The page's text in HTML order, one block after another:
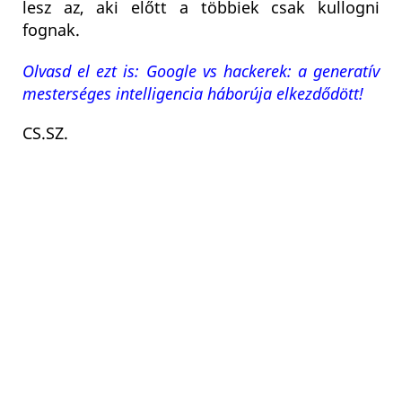
lesz az, aki előtt a többiek csak kullogni
fognak.
Olvasd el ezt is: Google vs hackerek: a generatív
mesterséges intelligencia háborúja elkezdődött!
CS.SZ.